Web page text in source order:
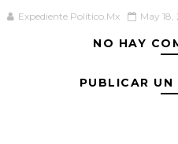
Expediente Político.Mx May 18,
NO HAY
PUBLICAR UN